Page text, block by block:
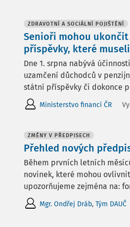
ZDRAVOTNÍ A SOCIÁLNÍ POJIŠTĚNÍ
Senioři mohou
příspěvky, které
Dne 1. srpna nabývá
uzamčení důchodců v
státní příspěvky či dokonce
Ministerstvo financí ČR
ZMĚNY V PŘEDPISECH
Přehled nových
Během prvních letních
novinek, které mohou
upozorňujeme zejména na:
Mgr. Ondřej Dráb, Tým DAUČ